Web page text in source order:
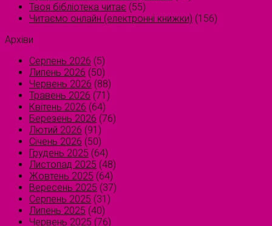
Твоя бібліотека читає (55)
Читаємо онлайн (електронні книжки) (156)
Архіви
Серпень 2026 (5)
Липень 2026 (50)
Червень 2026 (88)
Травень 2026 (71)
Квітень 2026 (64)
Березень 2026 (76)
Лютий 2026 (91)
Січень 2026 (50)
Грудень 2025 (64)
Листопад 2025 (48)
Жовтень 2025 (64)
Вересень 2025 (37)
Серпень 2025 (31)
Липень 2025 (40)
Червень 2025 (76)